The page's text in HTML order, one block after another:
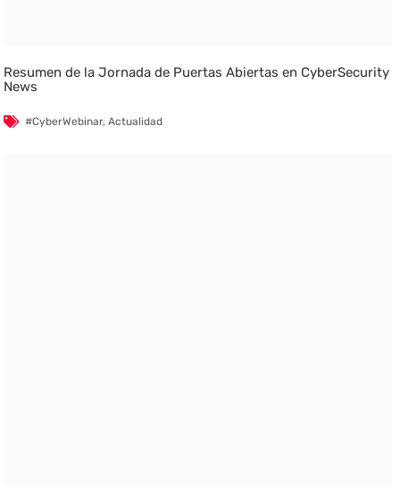
Resumen de la Jornada de Puertas Abiertas en CyberSecurity
News
#CyberWebinar,Actualidad